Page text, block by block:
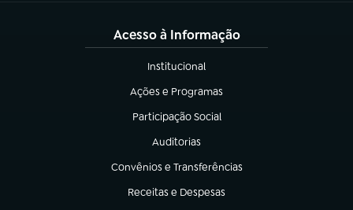
Acesso à Informação
Institucional
(abre em nova aba)
Ações e Programas
(abre em nova aba)
Participação Social
(abre em nova aba)
Auditorias
(abre em nova aba)
Convênios e Transferências
(abre em nova aba)
Receitas e Despesas
(abre em nova aba)